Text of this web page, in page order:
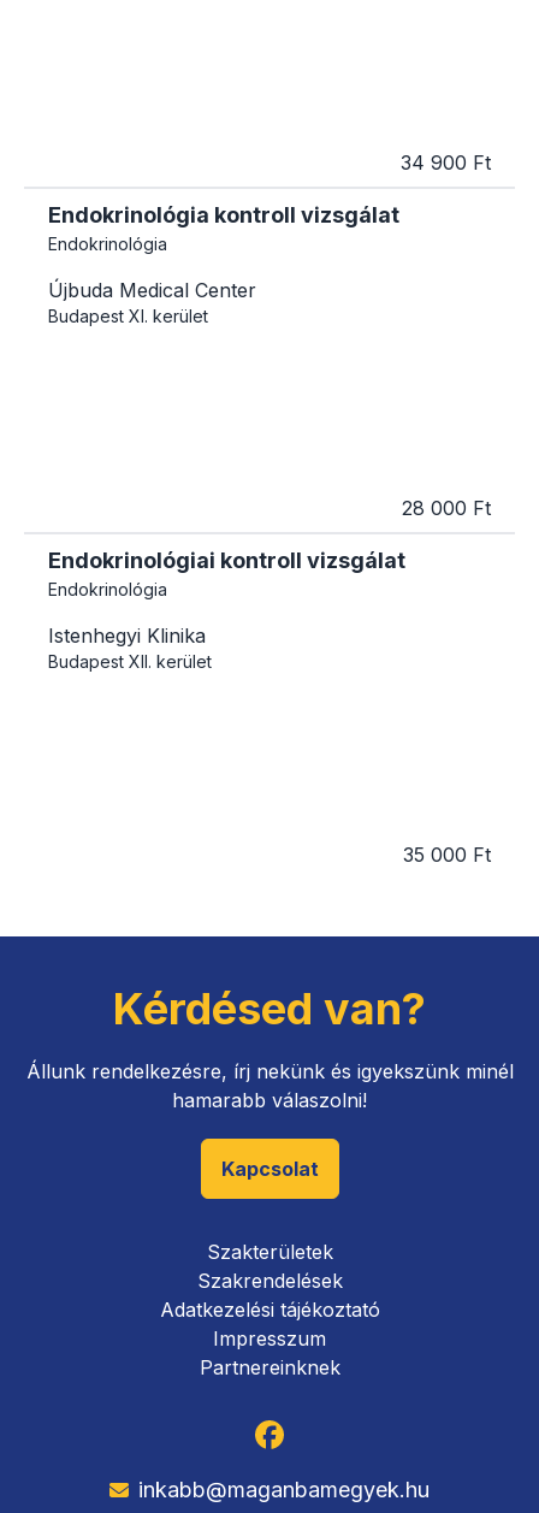
34 900 Ft
Endokrinológia kontroll vizsgálat
Endokrinológia
Újbuda Medical Center
Budapest XI. kerület
28 000 Ft
Endokrinológiai kontroll vizsgálat
Endokrinológia
Istenhegyi Klinika
Budapest XII. kerület
35 000 Ft
Kérdésed van?
Állunk rendelkezésre, írj nekünk és igyekszünk minél
hamarabb válaszolni!
Kapcsolat
Szakterületek
Szakrendelések
Adatkezelési tájékoztató
Impresszum
Partnereinknek
inkabb@maganbamegyek.hu